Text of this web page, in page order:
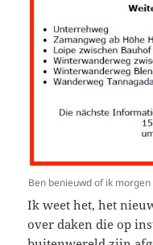
Ben benieuwd of ik
Ik weet het, het
over daken die op